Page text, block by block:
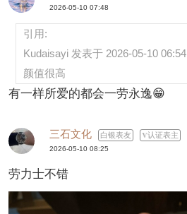
2026-05-10 07:48
引用:
Kudaisayi 发表于 2026-05-10 06:54
颜值很高
有一样所爱的都会一劳永逸😁
三石文化 白银表友 认证表主
2026-05-10 08:25
劳力士不错